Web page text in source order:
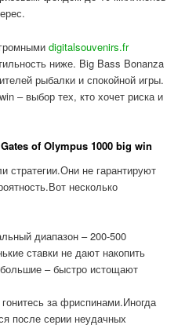
digitalsouvenirs.fr
ниже. Big Bass Bonanza
рыбалки и спокойной игры.
– выбор тех, кто хочет риска и
of Olympus 1000 big win
стратегии.Они не гарантируют
несколько
диапазон – 200-500
ставки не дают накопить
– быстро истощают
за фриспинами.Иногда
после серии неудачных